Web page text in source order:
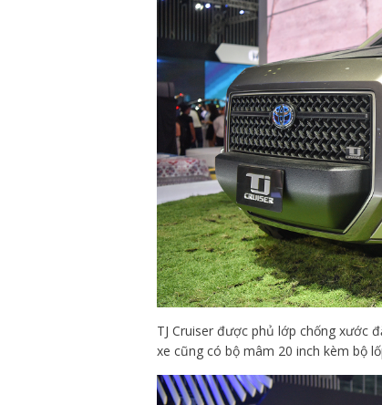
TJ Cruiser được phủ lớp chống xước
xe cũng có bộ mâm 20 inch kèm bộ